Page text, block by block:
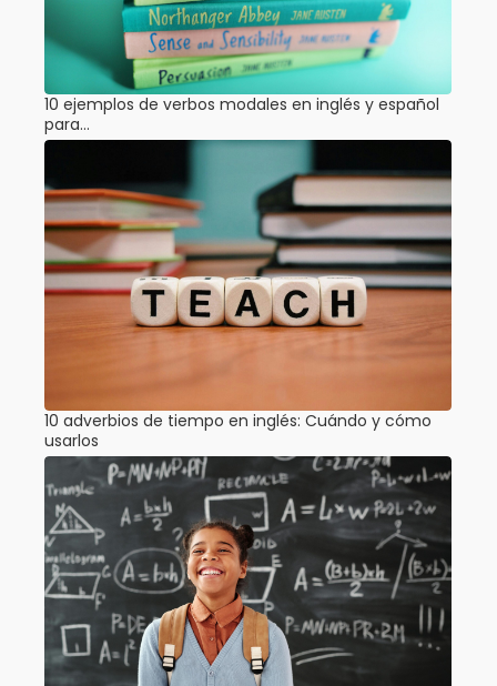
10 ejemplos de verbos modales en inglés y español
para…
10 adverbios de tiempo en inglés: Cuándo y cómo
usarlos